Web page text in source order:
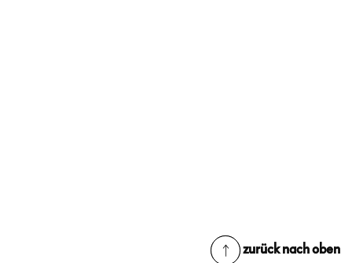
zurück nach oben
zurück nach oben